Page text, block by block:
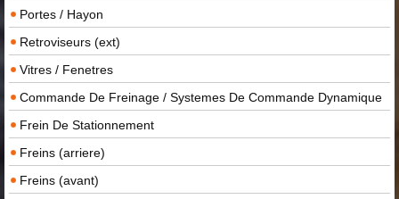
Portes / Hayon
Retroviseurs (ext)
Vitres / Fenetres
Commande De Freinage / Systemes De Commande Dynamique
Frein De Stationnement
Freins (arriere)
Freins (avant)